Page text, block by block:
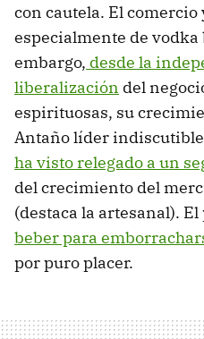
con cautela. El
especialmente de
embargo, desde la
liberalización del
espirituosas, su
Antaño líder
ha visto relegado a un
del crecimiento del
(destaca la artesanal). El
beber para
por puro placer.